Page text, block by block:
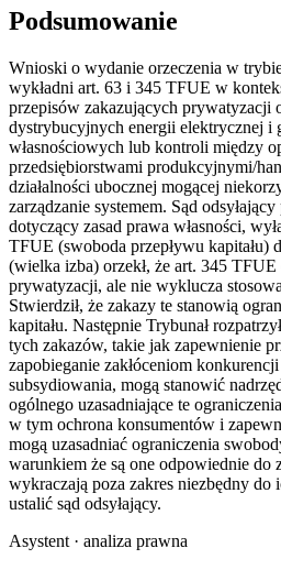
Podsumowanie
Wnioski o wydanie orzeczenia w
wykładni art. 63 i 345 TFUE w
przepisów zakazujących prywatyzacji
dystrybucyjnych energii elektrycznej i
własnościowych lub kontroli między
przedsiębiorstwami produkcyjnymi/
działalności ubocznej mogącej
zarządzanie systemem. Sąd
dotyczący zasad prawa własności,
TFUE (swoboda przepływu kapitału)
(wielka izba) orzekł, że art. 345 TFUE
prywatyzacji, ale nie wyklucza
Stwierdził, że zakazy te stanowią
kapitału. Następnie Trybunał
tych zakazów, takie jak zapewnienie
zapobieganie zakłóceniom
subsydiowania, mogą stanowić
ogólnego uzasadniające te
w tym ochrona konsumentów i
mogą uzasadniać ograniczenia
warunkiem że są one odpowiednie do
wykraczają poza zakres niezbędny do
ustalić sąd odsyłający.
Asystent · analiza prawna